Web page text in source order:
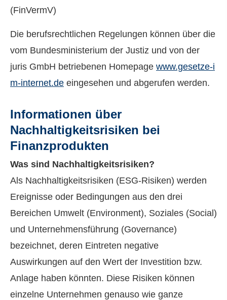
(FinVermV)
Die berufsrechtlichen Regelungen können über die
vom Bundesministerium der Justiz und von der
juris GmbH betriebenen Homepage www.gesetze-i
m-internet.de eingesehen und abgerufen werden.
Informationen über
Nachhaltigkeitsrisiken bei
Finanzprodukten
Was sind Nachhaltigkeitsrisiken?
Als Nachhaltigkeitsrisiken (ESG-Risiken) werden
Ereignisse oder Bedingungen aus den drei
Bereichen Umwelt (Environment), Soziales (Social)
und Unternehmensführung (Governance)
bezeichnet, deren Eintreten negative
Auswirkungen auf den Wert der Investition bzw.
Anlage haben könnten. Diese Risiken können
einzelne Unternehmen genauso wie ganze